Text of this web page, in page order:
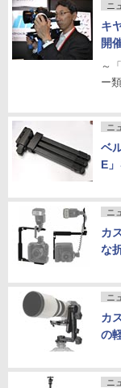
ニ
キ
開
～
ー
ニ
ベ
E
ニ
カ
な
ニ
カ
の
ニ